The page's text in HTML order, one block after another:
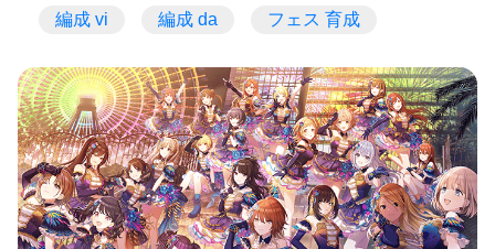
編成 vi 編成 da フェス 育成